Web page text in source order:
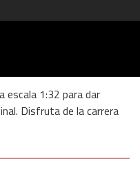
escala 1:32 para dar
Disfruta de la carrera